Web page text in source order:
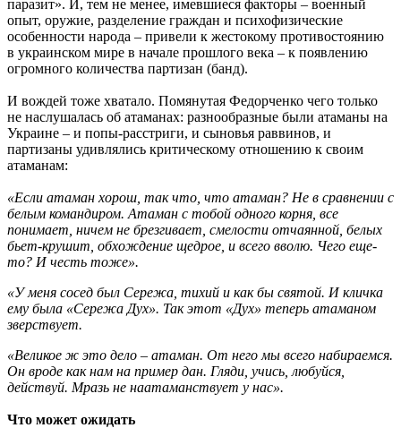
паразит». И, тем не менее, имевшиеся факторы – военный
опыт, оружие, разделение граждан и психофизические
особенности народа – привели к жестокому противостоянию
в украинском мире в начале прошлого века – к появлению
огромного количества партизан (банд).
И вождей тоже хватало. Помянутая Федорченко чего только
не наслушалась об атаманах: разнообразные были атаманы на
Украине – и попы-расстриги, и сыновья раввинов, и
партизаны удивлялись критическому отношению к своим
атаманам:
«Если атаман хорош, так что, что атаман? Не в сравнении с
белым командиром. Атаман с тобой одного корня, все
понимает, ничем не брезгивает, смелости отчаянной, белых
бьет-крушит, обхождение щедрое, и всего вволю. Чего еще-
то? И честь тоже».
«У меня сосед был Сережа, тихий и как бы святой. И кличка
ему была «Сережа Дух». Так этот «Дух» теперь атаманом
зверствует.
«Великое ж это дело – атаман. От него мы всего набираемся.
Он вроде как нам на пример дан. Гляди, учись, любуйся,
действуй. Мразь не наатаманствует у нас».
Что может ожидать